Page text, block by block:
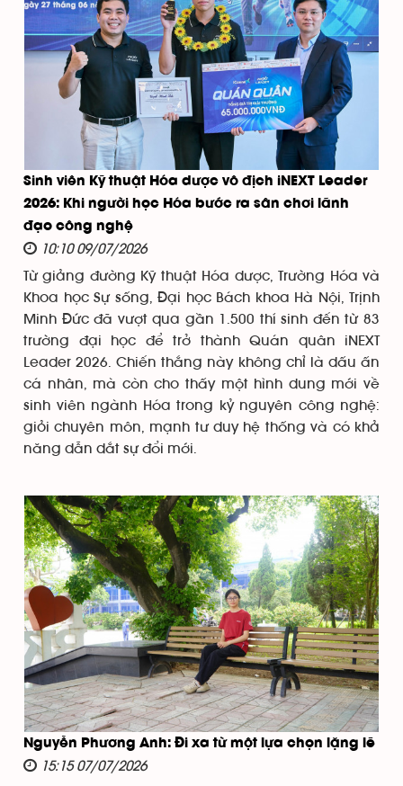
Sinh viên Kỹ thuật Hóa dược vô địch iNEXT Leader
2026: Khi người học Hóa bước ra sân chơi lãnh
đạo công nghệ
10:10 09/07/2026
Từ giảng đường Kỹ thuật Hóa dược, Trường Hóa và
Khoa học Sự sống, Đại học Bách khoa Hà Nội, Trịnh
Minh Đức đã vượt qua gần 1.500 thí sinh đến từ 83
trường đại học để trở thành Quán quân iNEXT
Leader 2026. Chiến thắng này không chỉ là dấu ấn
cá nhân, mà còn cho thấy một hình dung mới về
sinh viên ngành Hóa trong kỷ nguyên công nghệ:
giỏi chuyên môn, mạnh tư duy hệ thống và có khả
năng dẫn dắt sự đổi mới.
Nguyễn Phương Anh: Đi xa từ một lựa chọn lặng lẽ
15:15 07/07/2026